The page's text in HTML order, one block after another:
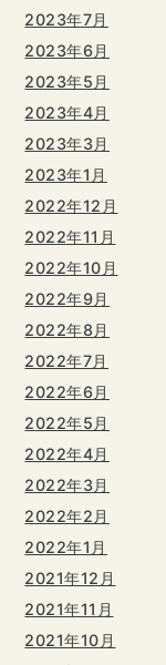
2023年7月
2023年6月
2023年5月
2023年4月
2023年3月
2023年1月
2022年12月
2022年11月
2022年10月
2022年9月
2022年8月
2022年7月
2022年6月
2022年5月
2022年4月
2022年3月
2022年2月
2022年1月
2021年12月
2021年11月
2021年10月